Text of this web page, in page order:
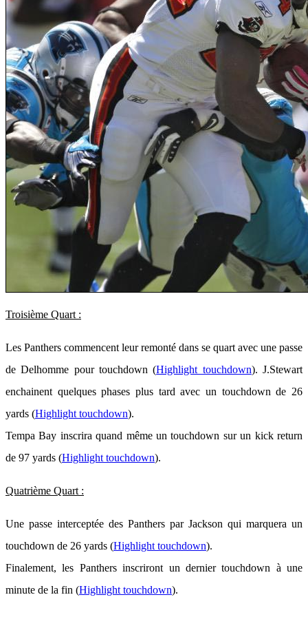
Troisième Quart :
Les Panthers commencent leur remonté dans se quart avec une passe
de Delhomme pour touchdown (Highlight touchdown). J.Stewart
enchainent quelques phases plus tard avec un touchdown de 26
yards (Highlight touchdown).
Tempa Bay inscrira quand même un touchdown sur un kick return
de 97 yards (Highlight touchdown).
Quatrième Quart :
Une passe interceptée des Panthers par Jackson qui marquera un
touchdown de 26 yards (Highlight touchdown).
Finalement, les Panthers inscriront un dernier touchdown à une
minute de la fin (Highlight touchdown).